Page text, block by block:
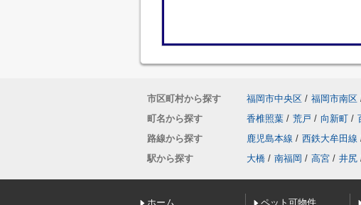
市区町村から探す 福岡市中央区 / 福岡市南区
町名から探す
香椎照葉 / 荒戸 / 向新町 /
路線から探す
鹿児島本線 / 西鉄大牟田線
駅から探す
大橋 / 南福岡 / 高宮 / 井尻
ホーム ペット可物件